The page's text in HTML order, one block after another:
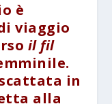
è
viaggio
il fil
in
alla